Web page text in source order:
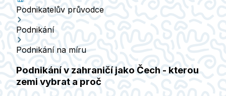
Podnikatelův průvodce
Podnikání
Podnikání na míru
Podnikání v zahraničí jako Čech - kterou
zemi vybrat a proč